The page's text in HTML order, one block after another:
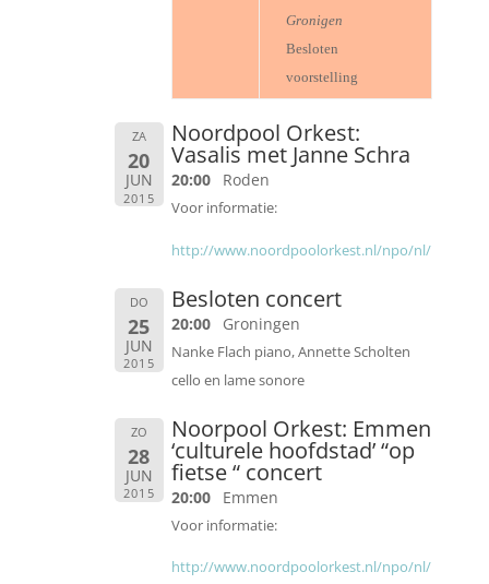
Gronigen
Besloten
voorstelling
ZA
20
JUN
2015
Noordpool Orkest:
Vasalis met Janne Schra
20:00 Roden
Voor informatie:
http://www.noordpoolorkest.nl/npo/nl/
DO
25
JUN
2015
Besloten concert
20:00 Groningen
Nanke Flach piano, Annette Scholten
cello en lame sonore
ZO
28
JUN
2015
Noorpool Orkest: Emmen
‘culturele hoofdstad’ “op
fietse “ concert
20:00 Emmen
Voor informatie:
http://www.noordpoolorkest.nl/npo/nl/